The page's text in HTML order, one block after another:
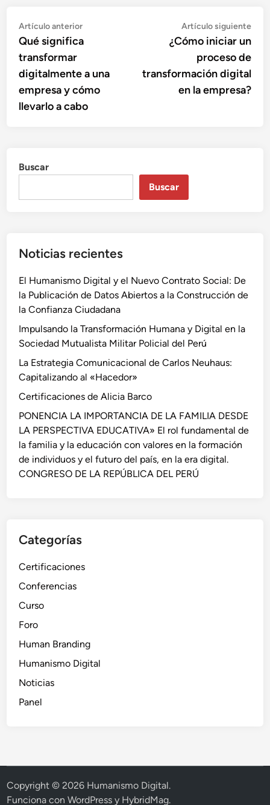
Navegación
de
entradas
Artículo anteriorArtículo
anterior:
Qué significa
transformar
digitalmente a una
empresa y cómo
llevarlo a cabo
Artículo siguiente
¿Cómo iniciar un
proceso de
transformación digital
en la empresa?
Buscar
Buscar
Noticias recientes
El Humanismo Digital y el Nuevo Contrato Social: De
la Publicación de Datos Abiertos a la Construcción de
la Confianza Ciudadana
Impulsando la Transformación Humana y Digital en la
Sociedad Mutualista Militar Policial del Perú
La Estrategia Comunicacional de Carlos Neuhaus:
Capitalizando al «Hacedor»
Certificaciones de Alicia Barco
PONENCIA LA IMPORTANCIA DE LA FAMILIA DESDE
LA PERSPECTIVA EDUCATIVA» El rol fundamental de
la familia y la educación con valores en la formación
de individuos y el futuro del país, en la era digital.
CONGRESO DE LA REPÚBLICA DEL PERÚ
Categorías
Certificaciones
Conferencias
Curso
Foro
Human Branding
Humanismo Digital
Noticias
Panel
Copyright © 2026 Humanismo Digital.
Funciona conWordPress y HybridMag.